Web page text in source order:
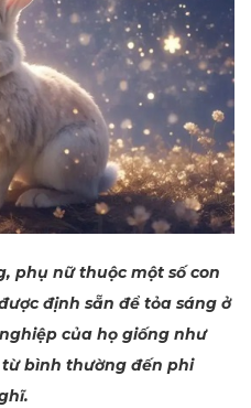
phụ nữ thuộc một số con
định sẵn để tỏa sáng ở
của họ giống như
bình thường đến phi